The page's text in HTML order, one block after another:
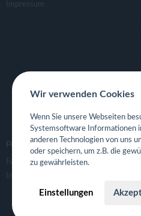
Impressum
FOLGE UNS
Facebook
Instagram
Wir verwenden Cookies
Wenn Sie unsere Webseiten
Systemsoftware Informationen
anderen Technologien von uns
oder speichern, um z.B. die
zu gewährleisten.
Einstellungen
t